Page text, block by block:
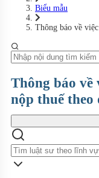
Biểu mẫu
Thông báo về
Thông báo về
nộp thuế theo